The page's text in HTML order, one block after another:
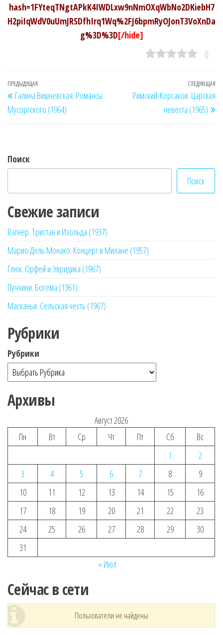
hash=1FYteqTNgtAPkK4IWDLxw9nNmOXqWbNo2DKiebH7
H2piIqWdV0uUmJRSDfhIrq1Wq%2FJ6bpmRyOJonT3VoXnDa
g%3D%3D[/hide]
0
Навигация
по
записям
Предыдущая
запись
ПРЕДЫДУЩАЯ
Галина Вишневская. Романсы
Мусоргского (1964)
СЛЕДУЮЩАЯ
Римский-Корсаков. Царская
невеста (1965)
Поиск
Поиск
Свежие записи
Вагнер. Тристан и Изольда (1937)
Марио Дель Монако. Концерт в Милане (1957)
Глюк. Орфей и Эвридика (1967)
Пуччини. Богема (1961)
Масканьи. Сельская честь (1967)
Рубрики
Рубрики
Архивы
Август 2026
Пн
Вт Ср Чт Пт Сб
Вс
1
2
3
4 5 6 7 8
9
10
11 12 13 14 15
16
17
18 19 20 21 22
23
24
25 26 27 28 29
30
31
« Июл
Сейчас в сети
Пользователи не найдены